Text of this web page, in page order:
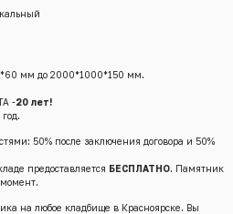
мм до 2000*1000*150 мм.
-20 лет!
50% после заключения договора и 50%
предоставляется БЕСПЛАТНО. Памятник
на любое кладбище в Красноярске. Вы